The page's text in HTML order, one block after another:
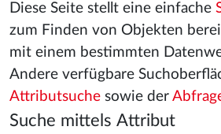
Diese Seite stellt eine einfache
zum Finden von Objekten
mit einem bestimmten
Andere verfügbare
Attributsuche sowie der
Suche mittels Attribut